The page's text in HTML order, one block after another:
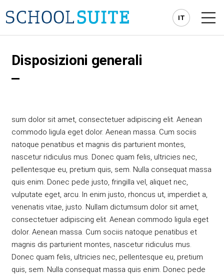
IT
Scuola rossa
Scuola pink
SCUOLE MEDIE
Materie facoltative
Materiale scolastico
Esame finale
Orari, consigli di classe e genitori
Materie facoltative
Materiale scolastico
Esame finale
NEWS
CONTATTO
Disposizioni generali
sum dolor sit amet, consectetuer adipiscing elit. Aenean
commodo ligula eget dolor. Aenean massa. Cum sociis
natoque penatibus et magnis dis parturient montes,
nascetur ridiculus mus. Donec quam felis, ultricies nec,
pellentesque eu, pretium quis, sem. Nulla consequat massa
quis enim. Donec pede justo, fringilla vel, aliquet nec,
vulputate eget, arcu. In enim justo, rhoncus ut, imperdiet a,
venenatis vitae, justo. Nullam dictumsum dolor sit amet,
consectetuer adipiscing elit. Aenean commodo ligula eget
dolor. Aenean massa. Cum sociis natoque penatibus et
magnis dis parturient montes, nascetur ridiculus mus.
Donec quam felis, ultricies nec, pellentesque eu, pretium
quis, sem. Nulla consequat massa quis enim. Donec pede